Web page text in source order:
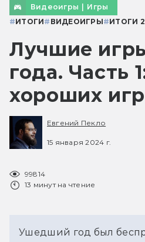
Видеоигры | Игры
#ИТОГИ# ВИДЕОИГРЫ#ИТОГИ
Лучшие
года. Часть
хороших игр
Евгений Пекло
15 января 2024 г.
99814
13 минут на чтение
Ушедший год был